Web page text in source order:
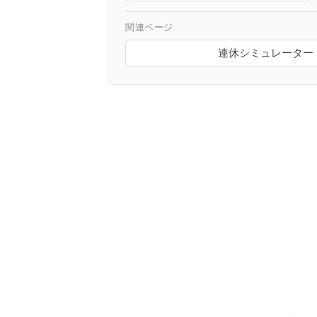
関連ページ
連休シミュレーター